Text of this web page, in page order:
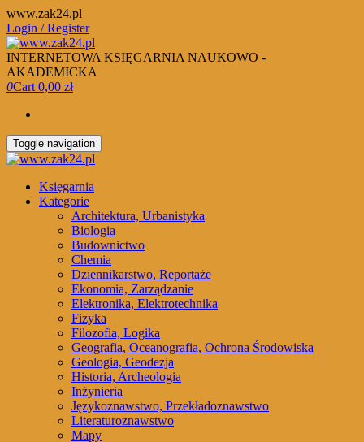
Skip
to
the
content
www.zak24.pl
Login / Register
INTERNETOWA KSIĘGARNIA NAUKOWO -
AKADEMICKA
0Cart 0,00 zł
Toggle navigation
Księgarnia
Kategorie
Architektura, Urbanistyka
Biologia
Budownictwo
Chemia
Dziennikarstwo, Reportaże
Ekonomia, Zarządzanie
Elektronika, Elektrotechnika
Fizyka
Filozofia, Logika
Geografia, Oceanografia, Ochrona Środowiska
Geologia, Geodezja
Historia, Archeologia
Inżynieria
Językoznawstwo, Przekładoznawstwo
Literaturoznawstwo
Mapy